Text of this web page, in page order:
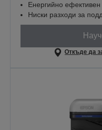
Енергийно ефективен
Ниски разходи за
Откъде да